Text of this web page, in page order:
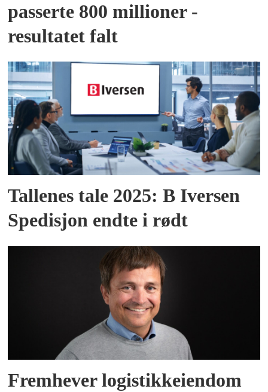
passerte 800 millioner -
resultatet falt
Tallenes tale 2025: B Iversen
Spedisjon endte i rødt
Fremhever logistikkeiendom